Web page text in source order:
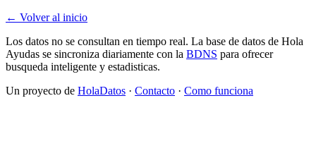
← Volver al inicio
Los datos no se consultan en tiempo real. La base de datos de Hola
Ayudas se sincroniza diariamente con la BDNS para ofrecer
busqueda inteligente y estadisticas.
Un proyecto de HolaDatos · Contacto · Como funciona